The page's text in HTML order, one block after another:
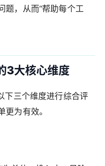
题，从而“帮助每个工
3大核心维度
下三个维度进行综合评
为有效。